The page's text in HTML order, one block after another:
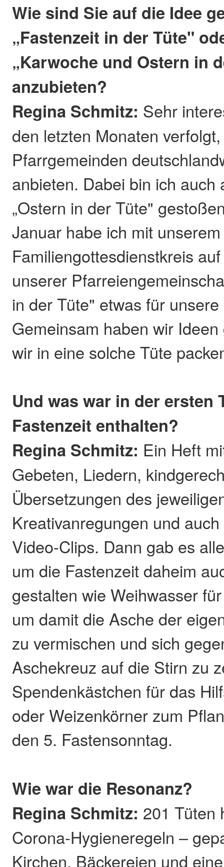
Wie sind Sie auf die Idee
„Fastenzeit in der Tüte"
„Karwoche und Ostern in
anzubieten?
Regina Schmitz: Sehr
den letzten Monaten
Pfarrgemeinden
anbieten. Dabei bin ich auch
„Ostern in der Tüte"
Januar habe ich mit unserem
Familiengottesdienstkreis
unserer
in der Tüte" etwas für
Gemeinsam haben wir
wir in eine solche Tüte
Und was war in der ersten
Fastenzeit enthalten?
Regina Schmitz: Ein Heft
Gebeten, Liedern,
Übersetzungen des
Kreativanregungen und
Video-Clips. Dann gab es
um die Fastenzeit daheim
gestalten wie Weihwasser
um damit die Asche der
zu vermischen und sich
Aschekreuz auf die Stirn zu
Spendenkästchen für das
oder Weizenkörner zum
den 5. Fastensonntag.
Wie war die Resonanz?
Regina Schmitz: 201 Tüten
Corona-Hygieneregeln –
Kirchen, Bäckereien und